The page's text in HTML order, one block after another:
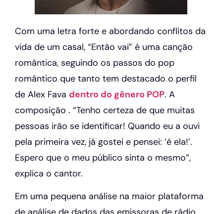
Com uma letra forte e abordando conflitos da
vida de um casal, “Então vai” é uma canção
romântica, seguindo os passos do pop
romântico que tanto tem destacado o perfil
de Alex Fava dentro do gênero POP. A
composição . “Tenho certeza de que muitas
pessoas irão se identificar! Quando eu a ouvi
pela primeira vez, já gostei e pensei: ‘é ela!’.
Espero que o meu público sinta o mesmo”,
explica o cantor.
Em uma pequena análise na maior plataforma